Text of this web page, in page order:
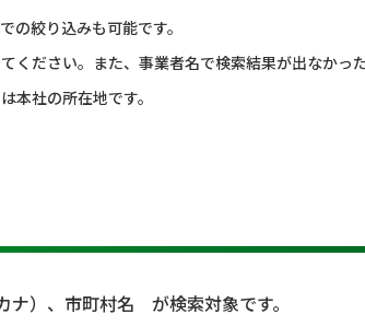
絞り込みも可能です。
ください。また、事業者名で検索結果が出なかっ
本社の所在地です。
ナ）、市町村名 が検索対象です。